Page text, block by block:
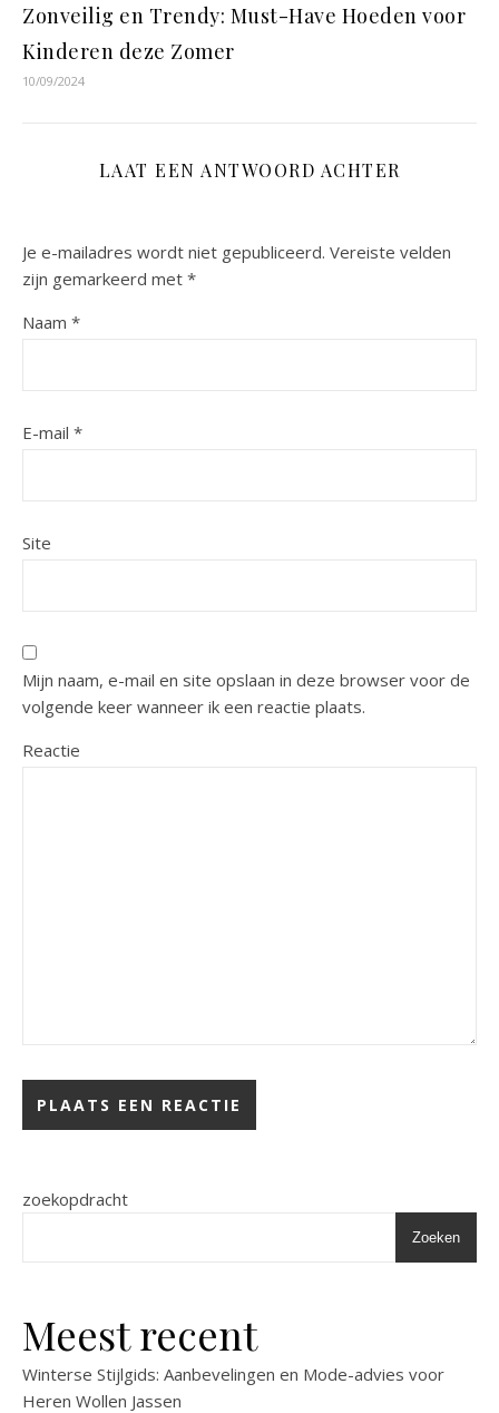
Zonveilig en Trendy: Must-Have Hoeden voor
Kinderen deze Zomer
10/09/2024
LAAT EEN ANTWOORD ACHTER
Je e-mailadres wordt niet gepubliceerd. Vereiste velden
zijn gemarkeerd met *
Naam *
E-mail *
Site
Mijn naam, e-mail en site opslaan in deze browser voor de
volgende keer wanneer ik een reactie plaats.
Reactie
zoekopdracht
Zoeken
Meest recent
Winterse Stijlgids: Aanbevelingen en Mode-advies voor
Heren Wollen Jassen